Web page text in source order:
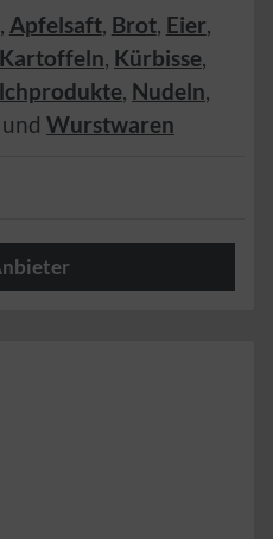
, Apfelsaft, Brot, Eier,
Kartoffeln, Kürbisse,
, Nudeln,
und Wurstwaren